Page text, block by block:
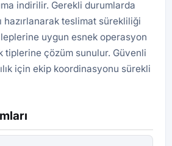
indirilir. Gerekli durumlarda
hazırlanarak teslimat sürekliliği
uygun esnek operasyon
tiplerine çözüm sunulur. Güvenli
için ekip koordinasyonu sürekli